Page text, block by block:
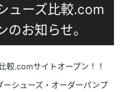
ューズ比較.com
のお知らせ。
較.comサイトオープン！！
ーシューズ・オーダーパンプ